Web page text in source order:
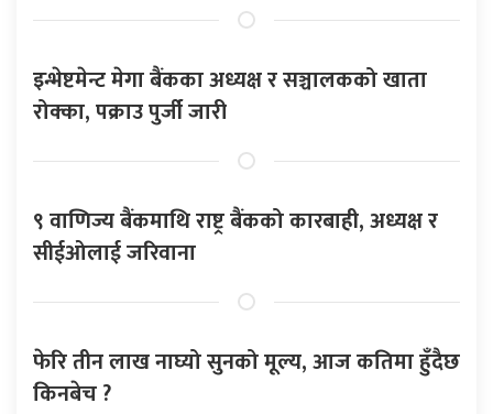
इन्भेष्टमेन्ट मेगा बैंकका अध्यक्ष र सञ्चालकको खाता
रोक्का, पक्राउ पुर्जी जारी
९ वाणिज्य बैंकमाथि राष्ट्र बैंकको कारबाही, अध्यक्ष र
सीईओलाई जरिवाना
फेरि तीन लाख नाघ्यो सुनको मूल्य, आज कतिमा हुँदैछ
किनबेच ?